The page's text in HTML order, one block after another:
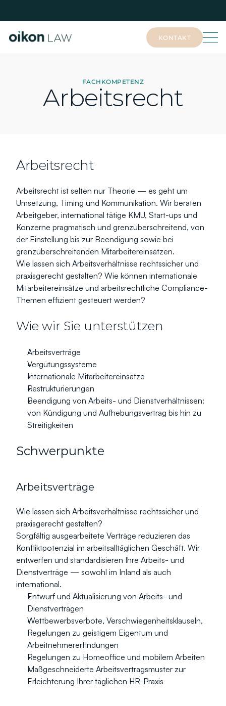
KONTAKT
FACHKOMPETENZ
Arbeitsrecht
Arbeitsrecht
Arbeitsrecht ist selten nur Theorie — es geht um
Umsetzung, Timing und Kommunikation. Wir beraten
Arbeitgeber, international tätige KMU, Start-ups und
Konzerne pragmatisch und grenzüberschreitend, von
der Einstellung bis zur Beendigung sowie bei
grenzüberschreitenden Mitarbeitereinsätzen.
Wie lassen sich Arbeitsverhältnisse rechtssicher und
praxisgerecht gestalten? Wie können internationale
Mitarbeitereinsätze und arbeitsrechtliche Compliance-
Themen effizient gesteuert werden?
Wie wir Sie unterstützen
Arbeitsverträge
Vergütungssysteme
Internationale Mitarbeitereinsätze
Restrukturierungen
Beendigung von Arbeits- und Dienstverhältnissen:
von Kündigung und Aufhebungsvertrag bis hin zu
Streitigkeiten
Schwerpunkte
Arbeitsverträge
Wie lassen sich Arbeitsverhältnisse rechtssicher und
praxisgerecht gestalten?
Sorgfältig ausgearbeitete Verträge reduzieren das
Konfliktpotenzial im arbeitsalltäglichen Geschäft. Wir
entwerfen und standardisieren Ihre Arbeits- und
Dienstverträge — sowohl im Inland als auch
international.
Entwurf und Aktualisierung von Arbeits- und
Dienstverträgen
Wettbewerbsverbote, Verschwiegenheitsklauseln,
Regelungen zu geistigem Eigentum und
Arbeitnehmererfindungen
Regelungen zu Homeoffice und mobilem Arbeiten
Maßgeschneiderte Arbeitsvertragsmuster zur
Erleichterung Ihrer täglichen HR-Praxis